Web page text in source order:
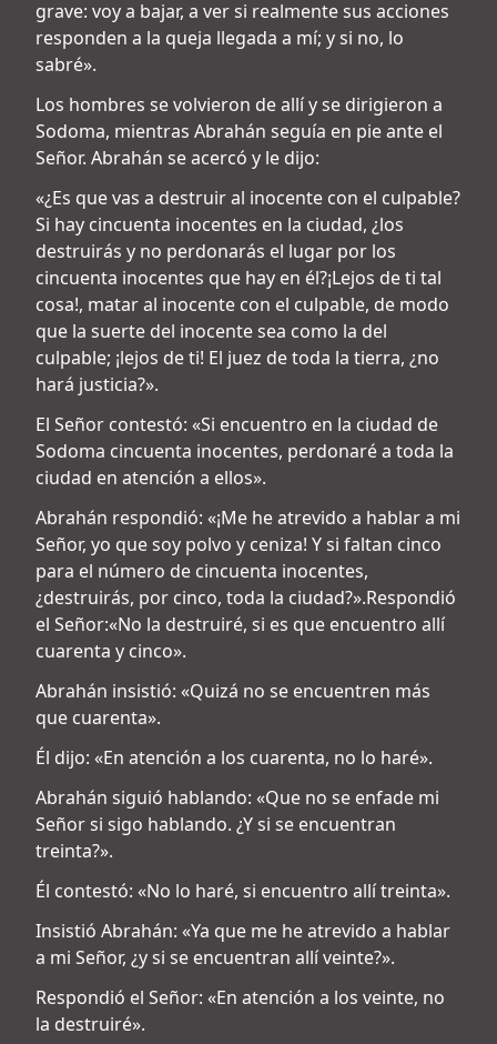
grave: voy a bajar, a ver si realmente sus acciones
responden a la queja llegada a mí; y si no, lo
sabré».
Los hombres se volvieron de allí y se dirigieron a
Sodoma, mientras Abrahán seguía en pie ante el
Señor. Abrahán se acercó y le dijo:
«¿Es que vas a destruir al inocente con el culpable?
Si hay cincuenta inocentes en la ciudad, ¿los
destruirás y no perdonarás el lugar por los
cincuenta inocentes que hay en él?¡Lejos de ti tal
cosa!, matar al inocente con el culpable, de modo
que la suerte del inocente sea como la del
culpable; ¡lejos de ti! El juez de toda la tierra, ¿no
hará justicia?».
El Señor contestó: «Si encuentro en la ciudad de
Sodoma cincuenta inocentes, perdonaré a toda la
ciudad en atención a ellos».
Abrahán respondió: «¡Me he atrevido a hablar a mi
Señor, yo que soy polvo y ceniza! Y si faltan cinco
para el número de cincuenta inocentes,
¿destruirás, por cinco, toda la ciudad?».Respondió
el Señor:«No la destruiré, si es que encuentro allí
cuarenta y cinco».
Abrahán insistió: «Quizá no se encuentren más
que cuarenta».
Él dijo: «En atención a los cuarenta, no lo haré».
Abrahán siguió hablando: «Que no se enfade mi
Señor si sigo hablando. ¿Y si se encuentran
treinta?».
Él contestó: «No lo haré, si encuentro allí treinta».
Insistió Abrahán: «Ya que me he atrevido a hablar
a mi Señor, ¿y si se encuentran allí veinte?».
Respondió el Señor: «En atención a los veinte, no
la destruiré».